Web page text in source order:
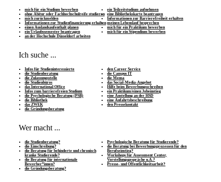
mich für ein Studium bewerben
ohne Abitur oder Fachhochschulreife studieren
mich zurückmelden
Informationen zur Studienfinanzierung erhalten
einen Auslandsaufenthalt planen
ein Urlaubssemester beantragen
an der Hochschule Düsseldorf arbeiten
ein Teilzeitstudium aufnehmen
eine Bibliothekskarte beantragen
Informationen zur Barrierefreiheit erhalten
meinen Lebenslauf besprechen
mich für ein Praktikum bewerben
mich für ein Stipendium bewerben
Ich suche ...
Infos für Studieninteressierte
die Studienberatung
die Zulassungsstelle
die Studienbüros
das International Office
Infos zum barrierefreien Studium
die Psychologische Beratung (PSB)
die Bibliothek
das ZWEK
die Gründungsberatung
den Career Service
die Campus IT
die Mensa
das Social-Media-Angebot
Hilfe beim Bewerbungsschreiben
ein Praktikum/einen Jobeinstieg
eine Anstellung an der HSD
eine Anfahrtsbeschreibung
den Pressekontakt
Wer macht ...
die Studienberatung?
die Einschreibung?
die Beratung für behinderte und chronisch
kranke Studierende?
die Beratung für internationale
Bewerber*innen?
die Gründungsberatung?
Psychologische Beratung für Studierende?
die Beratung bei Bewerbungsprozessen für den
Berufseinstieg?
Workshops für Assessment Center,
Vorstellungsgespräche u.Ä.?
Presse- und Öffentlichkeitsarbeit?